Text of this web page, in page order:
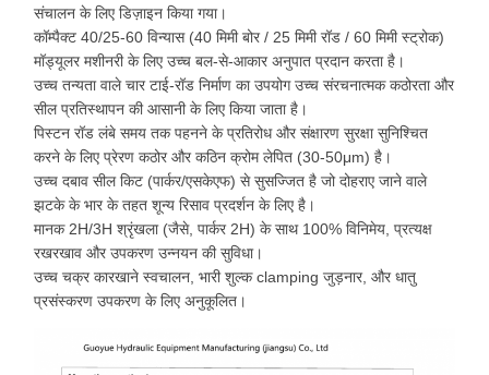
संचालन के लिए डिज़ाइन किया गया।
कॉम्पैक्ट 40/25-60 विन्यास (40 मिमी बोर / 25 मिमी रॉड / 60 मिमी स्ट्रोक)
मॉड्यूलर मशीनरी के लिए उच्च बल-से-आकार अनुपात प्रदान करता है।
उच्च तन्यता वाले चार टाई-रॉड निर्माण का उपयोग उच्च संरचनात्मक कठोरता और
सील प्रतिस्थापन की आसानी के लिए किया जाता है।
पिस्टन रॉड लंबे समय तक पहनने के प्रतिरोध और संक्षारण सुरक्षा सुनिश्चित
करने के लिए प्रेरण कठोर और कठिन क्रोम लेपित (30-50μm) है।
उच्च दबाव सील किट (पार्कर/एसकेएफ) से सुसज्जित है जो दोहराए जाने वाले
झटके के भार के तहत शून्य रिसाव प्रदर्शन के लिए है।
मानक 2H/3H श्रृंखला (जैसे, पार्कर 2H) के साथ 100% विनिमेय, प्रत्यक्ष
रखरखाव और उपकरण उन्नयन की सुविधा।
उच्च चक्र कारखाने स्वचालन, भारी शुल्क clamping जुड़नार, और धातु
प्रसंस्करण उपकरण के लिए अनुकूलित।